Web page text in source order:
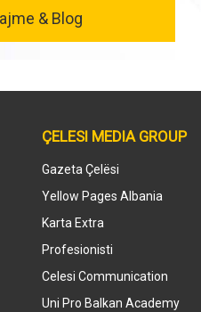
& Blog
ÇELESI MEDIA GROUP
Gazeta Çelësi
Yellow Pages Albania
Karta Extra
Profesionisti
Celesi Communication
Uni Pro Balkan Academy